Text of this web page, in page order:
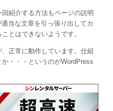
紹介する方法もページの説明
当な文章を引っ張り出してカ
とはできないようです。
正常に動作しています。仕組
・・・というのがWordPress